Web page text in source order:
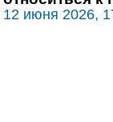
12 июня 2026,